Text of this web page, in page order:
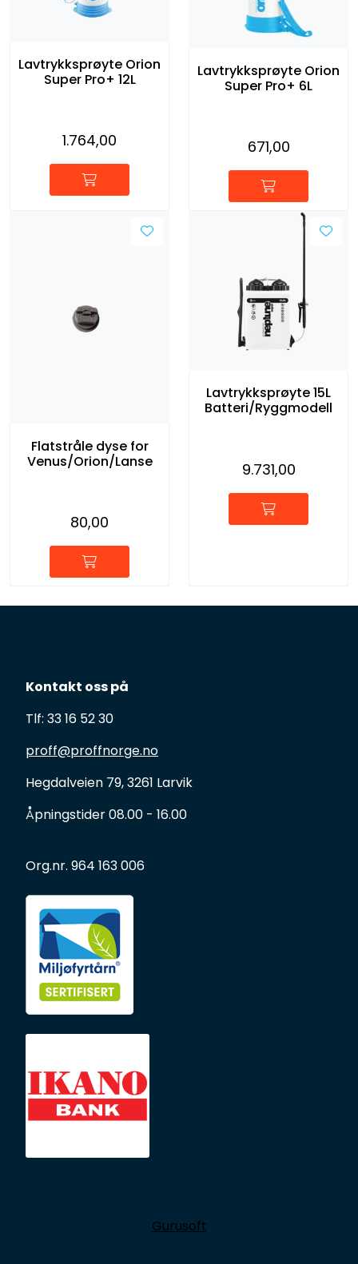
Lavtrykksprøyte Orion
Super Pro+ 12L
1.764,00
Lavtrykksprøyte Orion
Super Pro+ 6L
671,00
Flatstråle dyse for
Venus/Orion/Lanse
80,00
Lavtrykksprøyte 15L
Batteri/Ryggmodell
9.731,00
Kontakt oss på
Tlf: 33 16 52 30
proff@proffnorge.no
Hegdalveien 79, 3261 Larvik
Åpningstider 08.00 - 16.00
Org.nr. 964 163 006
Gurusoft